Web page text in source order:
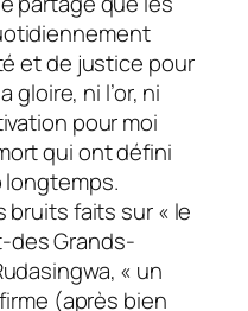
et de justice pour
gloire, ni l’or, ni
pour moi
qui ont défini
bruits faits sur « le
des Grands-
« un
(après bien